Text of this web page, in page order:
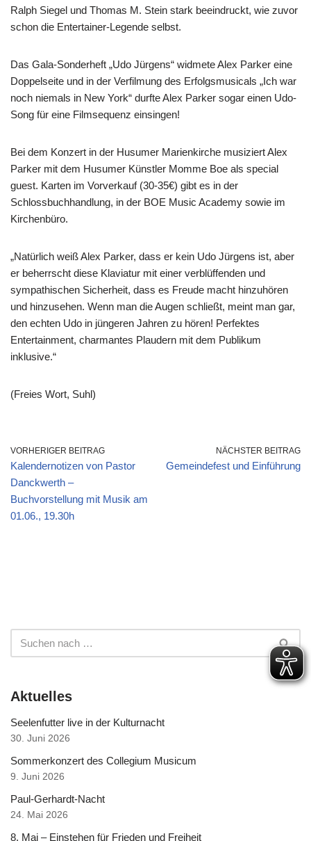
Ralph Siegel und Thomas M. Stein stark beeindruckt, wie zuvor
schon die Entertainer-Legende selbst.
Das Gala-Sonderheft „Udo Jürgens“ widmete Alex Parker eine
Doppelseite und in der Verfilmung des Erfolgsmusicals „Ich war
noch niemals in New York“ durfte Alex Parker sogar einen Udo-
Song für eine Filmsequenz einsingen!
Bei dem Konzert in der Husumer Marienkirche musiziert Alex
Parker mit dem Husumer Künstler Momme Boe als special
guest. Karten im Vorverkauf (30-35€) gibt es in der
Schlossbuchhandlung, in der BOE Music Academy sowie im
Kirchenbüro.
„Natürlich weiß Alex Parker, dass er kein Udo Jürgens ist, aber
er beherrscht diese Klaviatur mit einer verblüffenden und
sympathischen Sicherheit, dass es Freude macht hinzuhören
und hinzusehen. Wenn man die Augen schließt, meint man gar,
den echten Udo in jüngeren Jahren zu hören! Perfektes
Entertainment, charmantes Plaudern mit dem Publikum
inklusive.“
(Freies Wort, Suhl)
VORHERIGER BEITRAG
Kalendernotizen von Pastor
Danckwerth –
Buchvorstellung mit Musik am
01.06., 19.30h
NÄCHSTER BEITRAG
Gemeindefest und Einführung
Aktuelles
Seelenfutter live in der Kulturnacht
30. Juni 2026
Sommerkonzert des Collegium Musicum
9. Juni 2026
Paul-Gerhardt-Nacht
24. Mai 2026
8. Mai – Einstehen für Frieden und Freiheit